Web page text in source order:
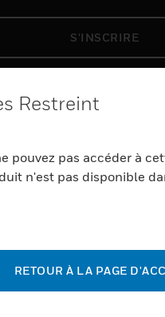
S'INSCRIRE
Restreint
pouvez pas accéder à
n'est pas disponible
RETOUR À LA PAGE